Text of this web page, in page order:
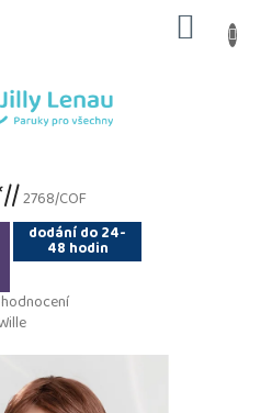
KOŠÍK
2768/COF
dodání do 24-
48 hodin